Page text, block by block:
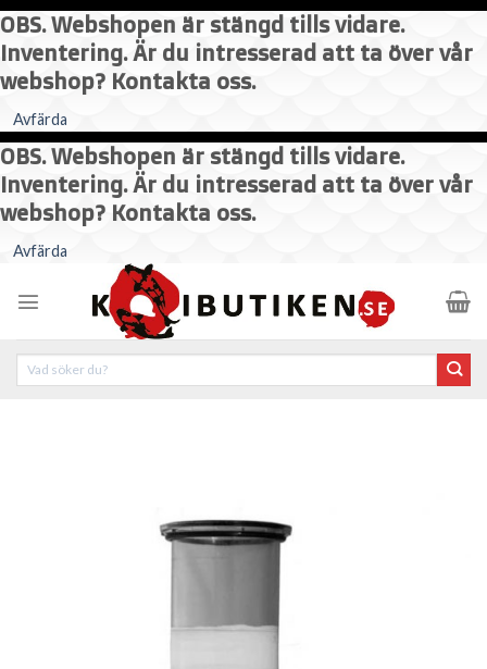
OBS. Webshopen är stängd tills vidare.
Inventering. Är du intresserad att ta över vår
webshop? Kontakta oss.
Avfärda
OBS. Webshopen är stängd tills vidare.
Inventering. Är du intresserad att ta över vår
webshop? Kontakta oss.
Avfärda
content